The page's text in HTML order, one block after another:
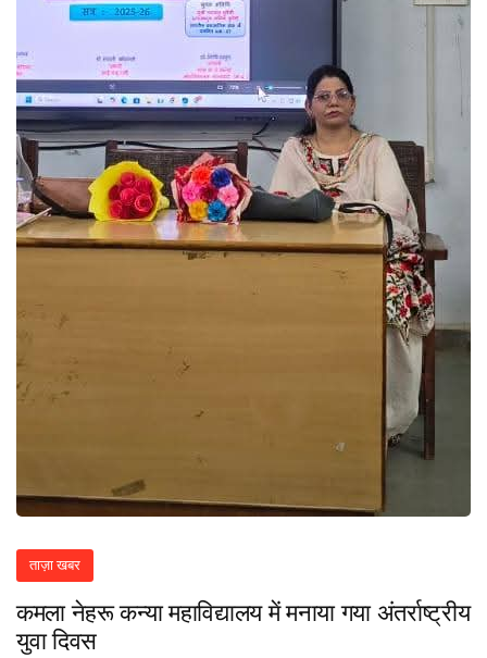
ताज़ा खबर
कमला नेहरू कन्या महाविद्यालय में मनाया गया अंतर्राष्ट्रीय
युवा दिवस